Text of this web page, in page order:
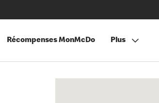
Récompenses MonMcDo Plus